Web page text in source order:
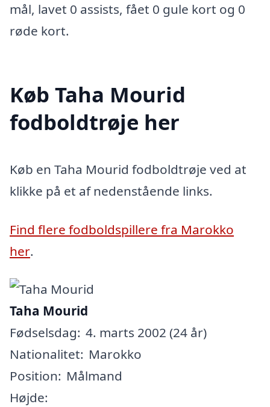
mål, lavet 0 assists, fået 0 gule kort og 0
røde kort.
Køb Taha Mourid
fodboldtrøje her
Køb en Taha Mourid fodboldtrøje ved at
klikke på et af nedenstående links.
Find flere fodboldspillere fra Marokko
her.
Taha Mourid
Fødselsdag: 4. marts 2002 (24 år)
Nationalitet: Marokko
Position: Målmand
Højde: